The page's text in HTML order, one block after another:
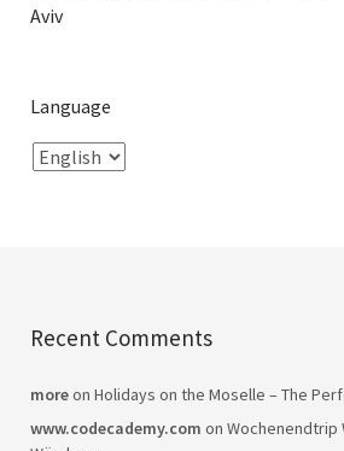
Aviv
Language
Recent Comments
moreon Holidays on the Moselle – The
www.codecademy.com on Wochenendtrip